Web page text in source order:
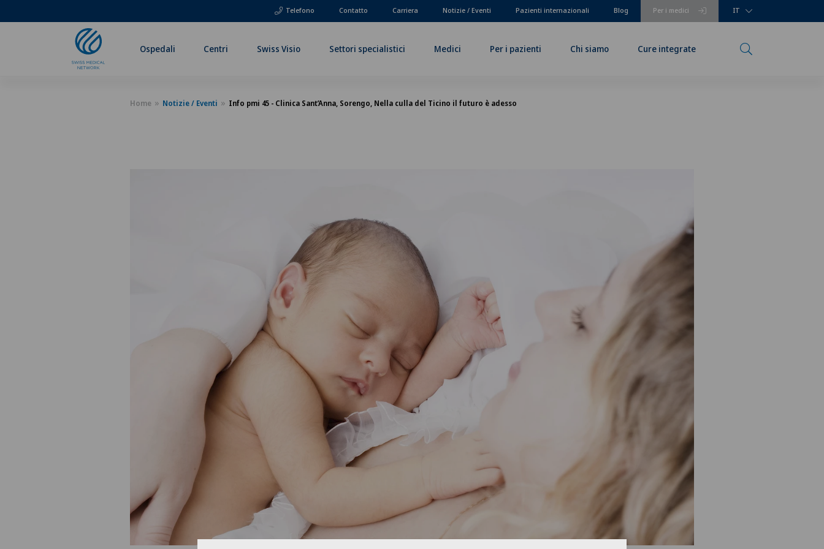
Telefono Per i medici
Contatto Carriera Notizie / Eventi Pazienti internazionali Blog IT
Ospedali Centri Swiss Visio Settori specialistici Medici Per i pazienti Chi siamo Cure integrate
Home Notizie / Eventi Info pmi 45 - Clinica Sant’Anna, Sorengo, Nella culla del Ticino il futuro è adesso